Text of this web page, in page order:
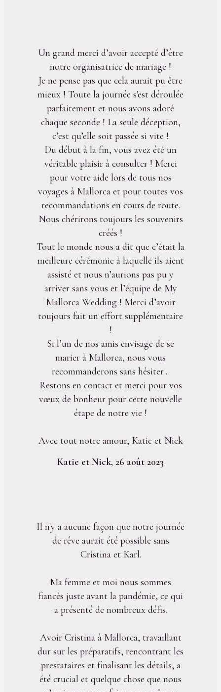
Un grand merci d’avoir accepté d’être
notre organisatrice de mariage !
Je ne pense pas que cela aurait pu être
mieux ! Toute la journée s'est déroulée
parfaitement et nous avons adoré
chaque seconde ! La seule déception,
c’est qu’elle soit passée si vite !
Du début à la fin, vous avez été un
véritable plaisir à consulter ! Merci
pour votre aide lors de tous nos
voyages à Mallorca et pour toutes vos
recommandations en cours de route.
Nous chérirons toujours les souvenirs
créés !
Tout le monde nous a dit que c’était la
meilleure cérémonie à laquelle ils aient
assisté et nous n’aurions pas pu y
arriver sans vous et l’équipe de My
Mallorca Wedding ! Merci d’avoir
toujours fait un effort supplémentaire
!
Si l’un de nos amis envisage de se
marier à Mallorca, nous vous
recommanderons sans hésiter…
Restons en contact et merci pour vos
vœux de bonheur pour cette nouvelle
étape de notre vie !
Avec tout notre amour, Katie et Nick
Katie et Nick, 26 août 2023
Il n'y a aucune façon que notre journée
de rêve aurait été possible sans
Cristina et Karl.
Ma femme et moi nous sommes
fiancés juste avant la pandémie, ce qui
a présenté de nombreux défis.
Avoir Cristina à Mallorca, travaillant
dur sur les préparatifs, rencontrant les
prestataires et finalisant les détails, a
été crucial et quelque chose que nous